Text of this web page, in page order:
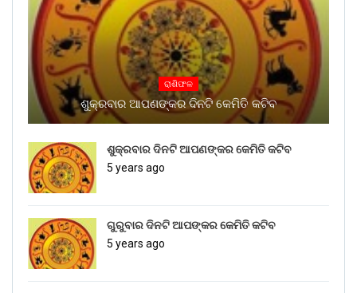
ରାଶିଫଳ
ଶୁକ୍ରବାର ଆପଣଙ୍କର ଦିନଟି କେମିତି କଟିବ
ଶୁକ୍ରବାର ଦିନଟି ଆପଣଙ୍କର କେମିତି କଟିବ
5 years ago
ଗୁରୁବାର ଦିନଟି ଆପଙ୍କର କେମିତି କଟିବ
5 years ago